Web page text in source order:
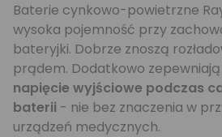
Baterie cynkowo-powietrzne
wysoka pojemność przy
bateryjki. Dobrze znoszą
prądem. Dodatkowo zepewniają
napięcie wyjściowe podczas
baterii - nie bez znaczenia w
urządzeń medycznych.